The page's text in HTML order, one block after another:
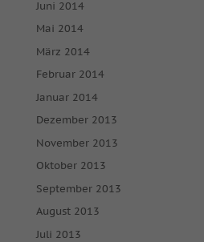
Juni 2014
Mai 2014
März 2014
Februar 2014
Januar 2014
Dezember 2013
November 2013
Oktober 2013
September 2013
August 2013
Juli 2013
Externe Medien (7)
Inhalte von Videoplattformen und
werden standardmäßig blockiert.
keiner manuellen Einwilligung mehr.
Cookie-
powered by Borlabs Cookie